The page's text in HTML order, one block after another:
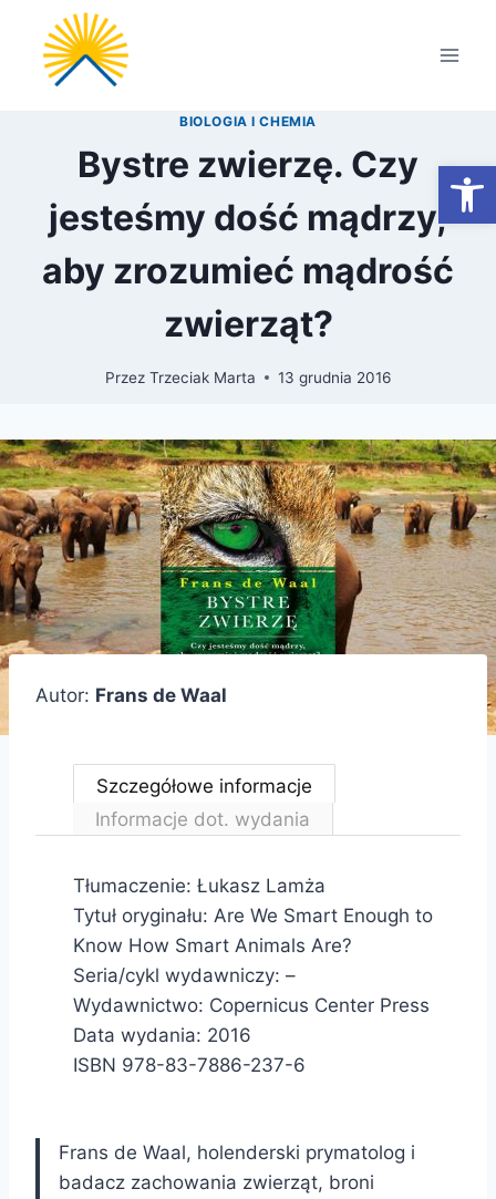
Przejdź
treści
BIOLOGIA I CHEMIA
Bystre zwierzę. Czy
jesteśmy dość mądrzy,
aby zrozumieć mądrość
zwierząt?
Przez Trzeciak Marta 13 grudnia 2016
Autor: Frans de Waal
Szczegółowe informacje
Informacje dot. wydania
Tłumaczenie: Łukasz Lamża
Tytuł oryginału: Are We Smart Enough to
Know How Smart Animals Are?
Seria/cykl wydawniczy: –
Wydawnictwo: Copernicus Center Press
Data wydania: 2016
ISBN 978-83-7886-237-6
Frans de Waal, holenderski prymatolog i
badacz zachowania zwierząt, broni